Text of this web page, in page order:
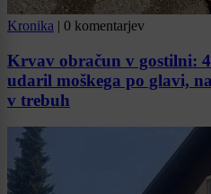
Kronika | 0 komentarjev
Krvav obračun v gostilni:
udaril moškega po glavi,
v trebuh